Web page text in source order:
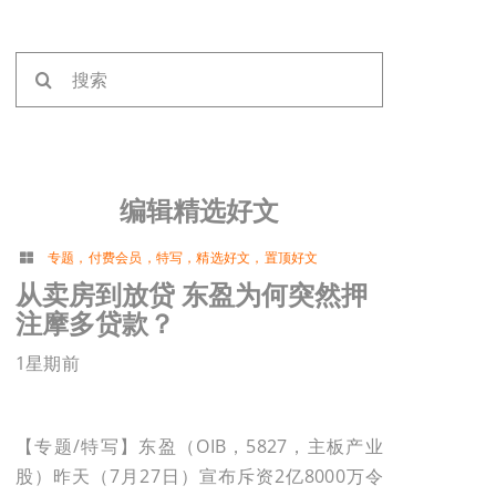
索：
编辑精选好文
专题 ， 付费会员 ， 特写 ，精选好文 ， 置顶好文
从卖房到放贷 东盈为何突然押
注摩多贷款？
1星期前
【专题/特写】东盈（OIB，5827，主板产业
股）昨天（7月27日）宣布斥资2亿8000万令